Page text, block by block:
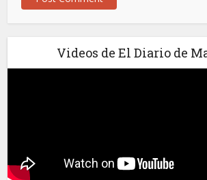
Videos de El Diario de